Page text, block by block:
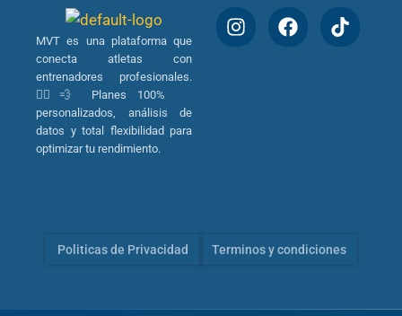
MVT es una plataforma que
conecta atletas con
entrenadores profesionales.
🏃‍♂️💨 Planes 100%
personalizados, análisis de
datos y total flexibilidad para
optimizar tu rendimiento.
Politicas de Privacidad Terminos y condiciones